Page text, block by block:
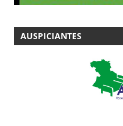
AUSPICIANTES